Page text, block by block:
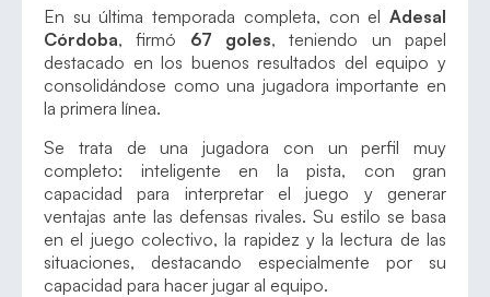
En su última temporada completa, con el Adesal
Córdoba, firmó 67 goles, teniendo un papel
destacado en los buenos resultados del equipo y
consolidándose como una jugadora importante en
la primera línea.
Se trata de una jugadora con un perfil muy
completo: inteligente en la pista, con gran
capacidad para interpretar el juego y generar
ventajas ante las defensas rivales. Su estilo se basa
en el juego colectivo, la rapidez y la lectura de las
situaciones, destacando especialmente por su
capacidad para hacer jugar al equipo.